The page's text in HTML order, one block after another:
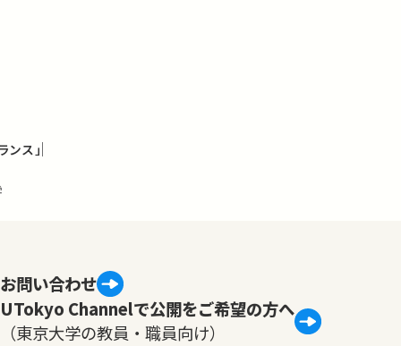
ス」
お問い合わせ
UTokyo Channelで公開をご希望の方へ
（東京大学の教員・職員向け）